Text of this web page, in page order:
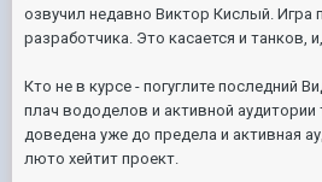
озвучил недавно Виктор Кислый. Игра
разработчика. Это касается и танков,
Кто не в курсе - погуглите последний
плач вододелов и активной аудитории
доведена уже до предела и активная
люто хейтит проект.